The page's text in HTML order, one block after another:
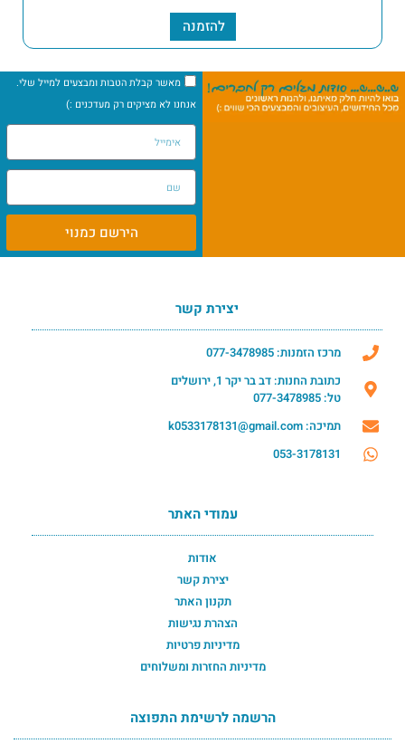
להזמנה
מאשר קבלת הטבות ומבצעים למייל שלי.
אנחנו לא מציקים רק מעדכנים :)
הירשם כמנוי
יצירת קשר
מרכז הזמנות: 077-3478985
כתובת החנות: דב בר יקר 1, ירושלים
טל: 077-3478985
תמיכה: k0533178131@gmail.com
053-3178131
עמודי האתר
אודות
יצירת קשר
תקנון האתר
הצהרת נגישות
מדיניות פרטיות
מדיניות החזרות ומשלוחים
הרשמה לרשימת התפוצה